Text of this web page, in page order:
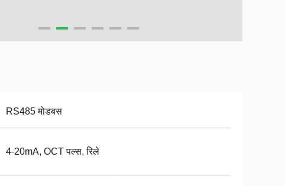
RS485 मोडबस
4-20mA, OCT पल्स, रिले